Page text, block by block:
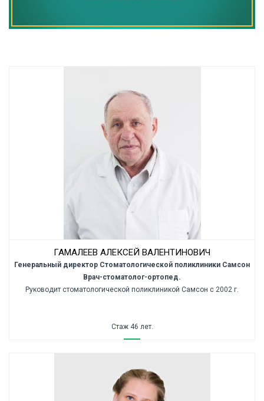
ГАМАЛЕЕВ АЛЕКСЕЙ ВАЛЕНТИНОВИЧ
Генеральный директор Стоматологической поликлиники Самсон
Врач-стоматолог-ортопед.
Руководит стоматологической поликлиникой Самсон с 2002 г.
Стаж 46 лет.